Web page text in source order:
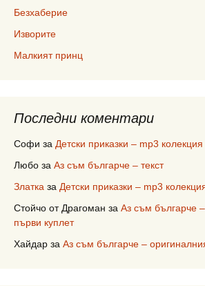
Безхаберие
Изворите
Малкият принц
Последни коментари
Софи за Детски приказки – mp3 колекция
Любо за Аз съм българче – текст
Златка за Детски приказки – mp3
Стойчо от Драгоман за Аз съм българче
първи куплет
Хайдар за Аз съм българче –